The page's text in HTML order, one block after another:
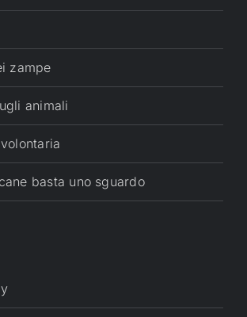
zampe
animali
basta uno sguardo